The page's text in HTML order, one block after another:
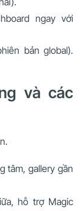
ngay với
bản global).
và các
tâm, gallery gần
hỗ trợ Magic